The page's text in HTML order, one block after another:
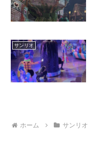
サンリオ
ホーム サンリオ